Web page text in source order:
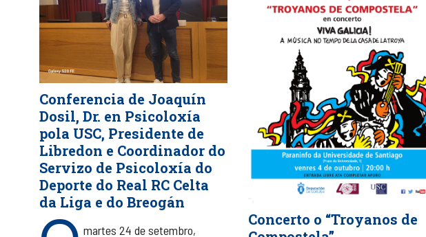
Conferencia de Joaquín
Dosil, Dr. en Psicoloxía
pola USC, Presidente de
Libredon e Coordinador do
Servizo de Psicoloxía do
Deporte do Real RC Celta
da Liga e do Breogán
martes 24 de setembro,
Concerto o “Troyanos de